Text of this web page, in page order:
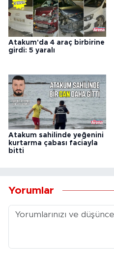
Atakum'da 4 araç birbirine
girdi: 5 yaralı
Atakum sahilinde yeğenini
kurtarma çabası faciayla
bitti
Yorumlar